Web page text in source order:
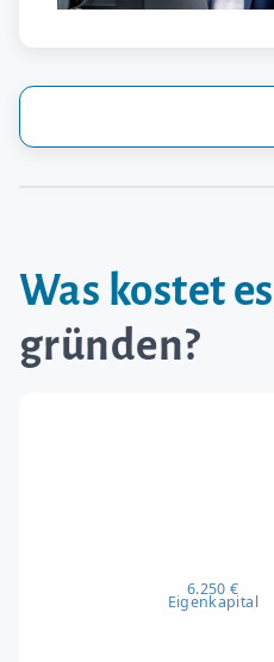
Was kostet es
gründen?
6.250 €
Eigenkapital